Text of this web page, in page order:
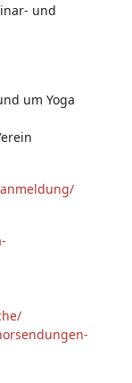
und
um Yoga